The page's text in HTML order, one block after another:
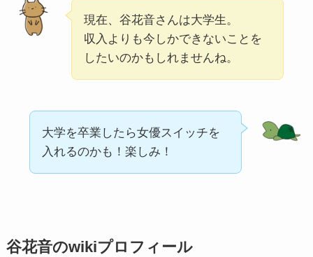
現在、谷花音さんは大学生。
収入よりも今しかできないことを
したいのかもしれませんね。
大学を卒業したら女優スイッチを
入れるのかも！楽しみ！
谷花音のwikiプロフィール